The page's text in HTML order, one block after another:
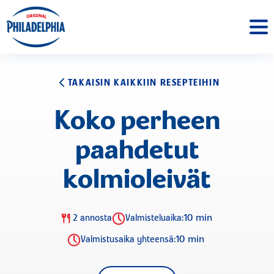
TAKAISIN KAIKKIIN RESEPTEIHIN
Koko perheen
paahdetut
kolmioleivät
2 annosta Valmisteluaika:10 min
Valmistusaika yhteensä:10 min